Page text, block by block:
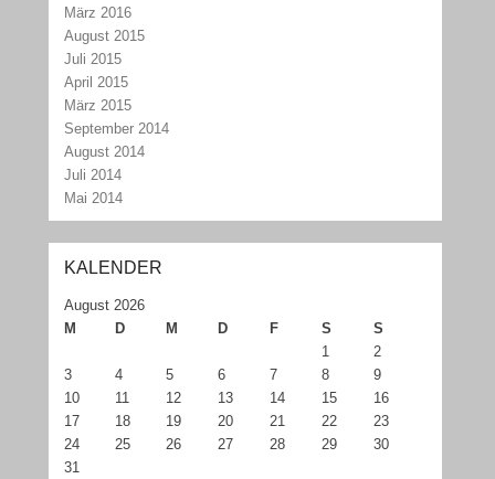
März 2016
August 2015
Juli 2015
April 2015
März 2015
September 2014
August 2014
Juli 2014
Mai 2014
KALENDER
August 2026
M
D M D F S
S
1
2
3
4 5 6 7 8
9
10
11 12 13 14 15
16
17
18 19 20 21 22
23
24
25 26 27 28 29
30
31